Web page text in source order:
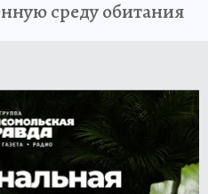
среду обитания